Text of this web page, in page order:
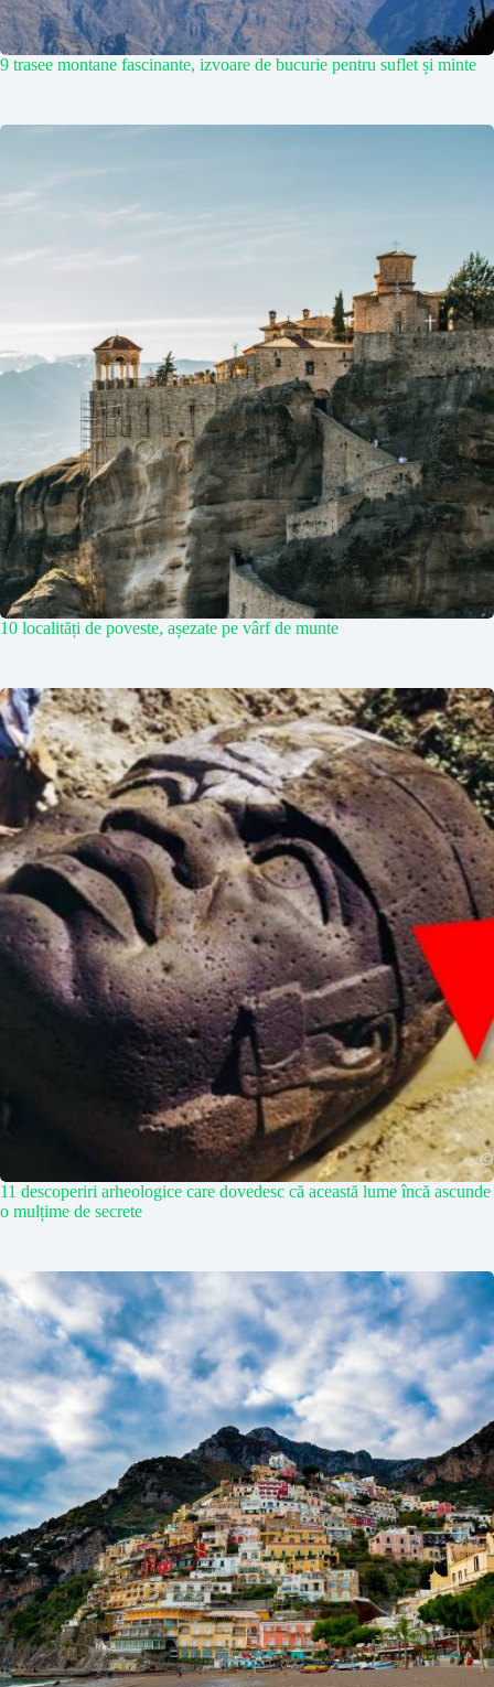
9 trasee montane fascinante, izvoare de bucurie pentru suflet și minte
10 localități de poveste, așezate pe vârf de munte
11 descoperiri arheologice care dovedesc că această lume încă ascunde
o mulțime de secrete